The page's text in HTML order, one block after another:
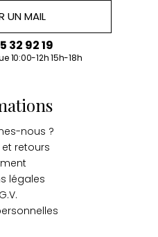
UN MAIL
32 92 19
10:00-12h 15h-18h
nous ?
et retours
légales